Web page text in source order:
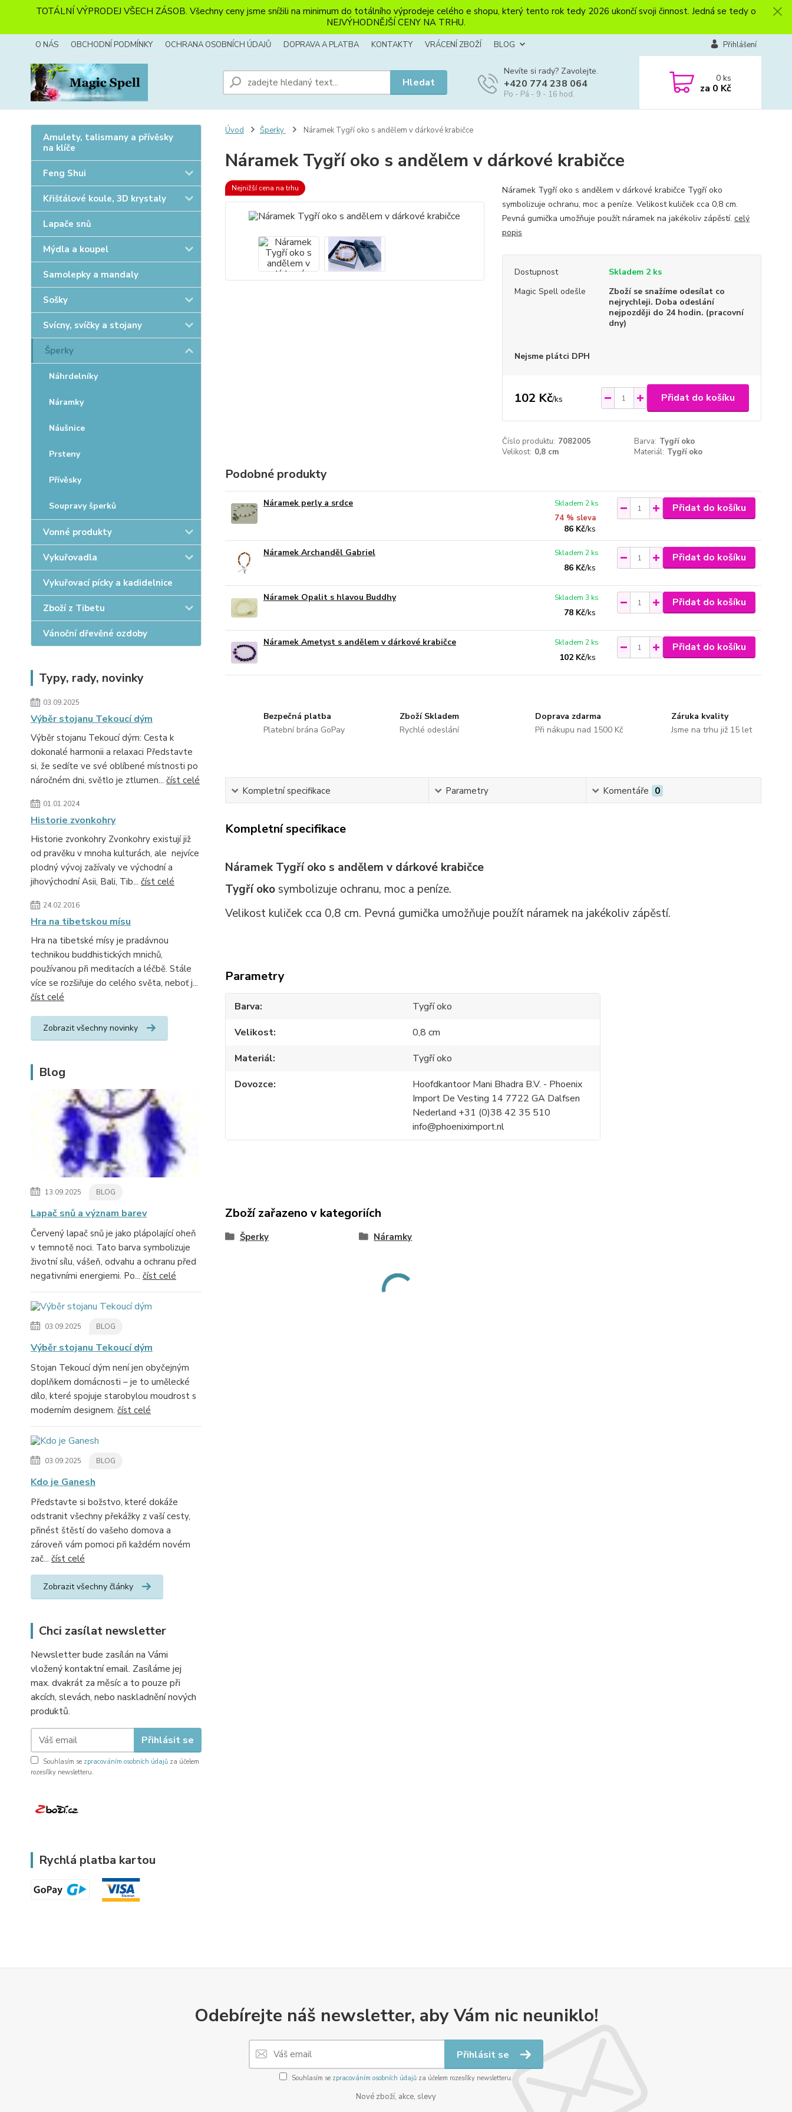
TOTÁLNÍ VÝPRODEJ VŠECH ZÁSOB. Všechny ceny jsme snížili na minimum do totálního výprodeje celého e shopu, který tento rok tedy 2026 ukončí svoji činnost. Jedná se tedy o
NEJVÝHODNĚJŠÍ CENY NA TRHU.
O NÁS OBCHODNÍ PODMÍNKY OCHRANA OSOBNÍCH ÚDAJŮ DOPRAVA A PLATBA KONTAKTY VRÁCENÍ ZBOŽÍ BLOG Přihlášení
Hledat
Nevíte si rady? Zavolejte.
+420 774 238 064
Po - Pá - 9 - 16 hod.
0ks
za 0 Kč
Amulety, talismany a přívěsky
na klíče
Feng Shui
Křišťálové koule, 3D krystaly
Lapače snů
Mýdla a koupel
Samolepky a mandaly
Sošky
Svícny, svíčky a stojany
Šperky
Náhrdelníky
Náramky
Náušnice
Prsteny
Přívěsky
Soupravy šperků
Vonné produkty
Vykuřovadla
Vykuřovací pícky a kadidelnice
Zboží z Tibetu
Vánoční dřevěné ozdoby
Typy, rady, novinky
03.09.2025
Výběr stojanu Tekoucí dým
Výběr stojanu Tekoucí dým: Cesta k
dokonalé harmonii a relaxaci Představte
si, že sedíte ve své oblíbené místnosti po
náročném dni, světlo je ztlumen... číst celé
01.01.2024
Historie zvonkohry
Historie zvonkohry Zvonkohry existují již
od pravěku v mnoha kulturách, ale nejvíce
plodný vývoj zažívaly ve východní a
jihovýchodní Asii, Bali, Tib... číst celé
24.02.2016
Hra na tibetskou mísu
Hra na tibetské mísy je pradávnou
technikou buddhistických mnichů,
používanou při meditacích a léčbě. Stále
více se rozšiřuje do celého světa, neboť j...
číst celé
Zobrazit všechny novinky
Blog
13.09.2025 BLOG
Lapač snů a význam barev
Červený lapač snů je jako plápolající oheň
v temnotě noci. Tato barva symbolizuje
životní sílu, vášeň, odvahu a ochranu před
negativními energiemi. Po... číst celé
03.09.2025 BLOG
Výběr stojanu Tekoucí dým
Stojan Tekoucí dým není jen obyčejným
doplňkem domácnosti – je to umělecké
dílo, které spojuje starobylou moudrost s
moderním designem. číst celé
03.09.2025 BLOG
Kdo je Ganesh
Představte si božstvo, které dokáže
odstranit všechny překážky z vaší cesty,
přinést štěstí do vašeho domova a
zároveň vám pomoci při každém novém
zač... číst celé
Zobrazit všechny články
Chci zasílat newsletter
Newsletter bude zasílán na Vámi
vložený kontaktní email. Zasíláme jej
max. dvakrát za měsíc a to pouze při
akcích, slevách, nebo naskladnění nových
produktů.
Přihlásit se
Souhlasím se zpracováním osobních údajů za účelem
rozesílky newsletteru.
Rychlá platba kartou
Úvod Šperky Náramek Tygří oko s andělem v dárkové krabičce
Náramek Tygří oko s andělem v dárkové krabičce
Nejnižší cena na trhu
Náramek Tygří oko s andělem v dárkové krabičce Tygří oko
symbolizuje ochranu, moc a peníze. Velikost kuliček cca 0,8 cm.
Pevná gumička umožňuje použít náramek na jakékoliv zápěstí. celý
popis
Dostupnost
Skladem 2 ks
Magic Spell odešle
Zboží se snažíme odesílat co
nejrychleji. Doba odeslání
nejpozději do 24 hodin. (pracovní
dny)
Nejsme plátci DPH
102 Kč/ks Přidat do košíku
Číslo produktu: 7082005 Barva: Tygří oko
Velikost: 0,8 cm Materiál: Tygří oko
Podobné produkty
Náramek perly a srdce
74 % sleva
86 Kč/ks
Skladem 2 ks Přidat do košíku
Náramek Archanděl Gabriel
86 Kč/ks
Skladem 2 ks Přidat do košíku
Náramek Opalit s hlavou Buddhy
78 Kč/ks
Skladem 3 ks Přidat do košíku
Náramek Ametyst s andělem v dárkové krabičce
102 Kč/ks
Skladem 2 ks Přidat do košíku
Bezpečná platba
Platební brána GoPay
Zboží Skladem
Rychlé odeslání
Doprava zdarma
Při nákupu nad 1500 Kč
Záruka kvality
Jsme na trhu již 15 let
Kompletní specifikace Parametry Komentáře 0
Kompletní specifikace
Náramek Tygří oko s andělem v dárkové krabičce
Tygří oko symbolizuje ochranu, moc a peníze.
Velikost kuliček cca 0,8 cm. Pevná gumička umožňuje použít náramek na jakékoliv zápěstí.
Parametry
Barva
Tygří oko
Velikost
0,8 cm
Materiál
Tygří oko
Dovozce
Hoofdkantoor Mani Bhadra B.V. - Phoenix
Import De Vesting 14 7722 GA Dalfsen
Nederland +31 (0)38 42 35 510
info@phoeniximport.nl
Zboží zařazeno v kategoriích
Šperky Náramky
Odebírejte náš newsletter, aby Vám nic neuniklo!
Přihlásit se
Souhlasím se zpracováním osobních údajů za účelem rozesílky newsletteru.
Nové zboží, akce, slevy